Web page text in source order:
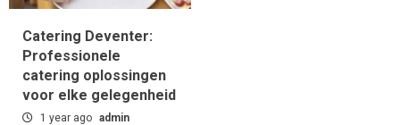
Catering Deventer:
Professionele
catering oplossingen
voor elke gelegenheid
1 year ago admin